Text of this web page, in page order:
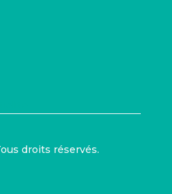
droits réservés.